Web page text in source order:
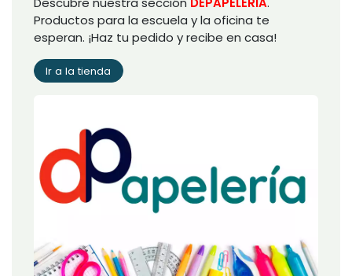
Productos para la escuela y la oficina te
esperan. ¡Haz tu pedido y recibe en casa!
Ir a la tienda